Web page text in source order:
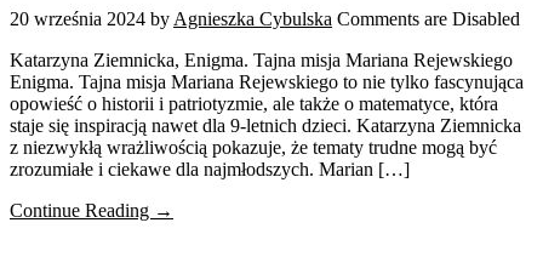
20 września 2024 by Agnieszka Cybulska Comments are Disabled
Katarzyna Ziemnicka, Enigma. Tajna misja Mariana Rejewskiego
Enigma. Tajna misja Mariana Rejewskiego to nie tylko fascynująca
opowieść o historii i patriotyzmie, ale także o matematyce, która
staje się inspiracją nawet dla 9-letnich dzieci. Katarzyna Ziemnicka
z niezwykłą wrażliwością pokazuje, że tematy trudne mogą być
zrozumiałe i ciekawe dla najmłodszych. Marian […]
Continue Reading →